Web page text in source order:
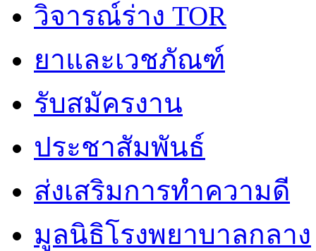
วิจารณ์ร่าง TOR
ยาและเวชภัณฑ์
รับสมัครงาน
ประชาสัมพันธ์
ส่งเสริมการทำความดี
มูลนิธิโรงพยาบาลกลาง